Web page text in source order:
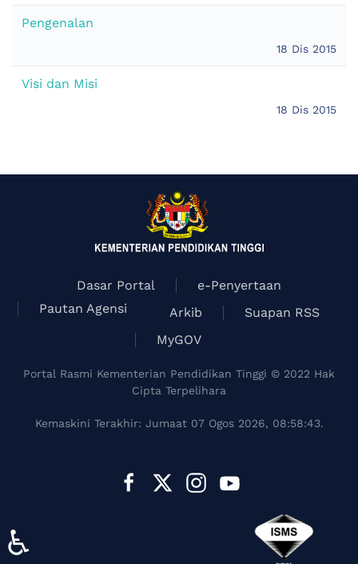
Pengenalan
18 Dis 2015
Visi dan Misi
18 Dis 2015
Dasar Portal
e-Penyertaan
Pautan Agensi
Arkib
Suapan RSS
MyGOV
Portal Rasmi Kementerian Pendidikan Tinggi © 2022 Hak
Cipta Terpelihara
Kemaskini Terakhir: Jumaat 07 Ogos 2026, 08:58:43.